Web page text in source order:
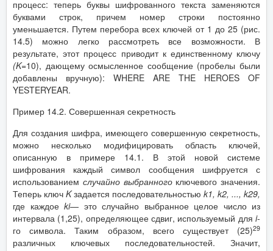
процесс: теперь буквы шифрованного текста заменяются
буквами строк, причем номер строки постоянно
уменьшается. Путем перебора всех ключей от 1 до 25 (рис.
14.5) можно легко рассмотреть все возможности. В
результате, этот процесс приводит к единственному ключу
(K=10), дающему осмысленное сообщение (пробелы были
добавлены вручную): WHERE ARE THE HEROES OF
YESTERYEAR.
Пример 14.2. Совершенная секретность
Для создания шифра, имеющего совершенную секретность,
можно несколько модифицировать область ключей,
описанную в примере 14.1. В этой новой системе
шифрования каждый символ сообщения шифруется с
использованием случайно выбранного ключевого значения.
Теперь ключ Kзадается последовательностью k1, k2, ..., k29,
где каждое ki— это случайно выбранное целое число из
интервала (1,25), определяющее сдвиг, используемый для i-
го символа. Таким образом, всего существует (25)29
различных ключевых последовательностей. Значит,